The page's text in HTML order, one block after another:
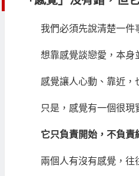
我們必須先說清楚一
想靠感覺談戀愛，本身
感覺讓人心動、靠近，
只是，感覺有一個很現
它只負責開始，不負責
兩個人有沒有感覺，往